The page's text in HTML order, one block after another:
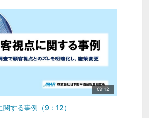
09:12
関する事例（9：12）